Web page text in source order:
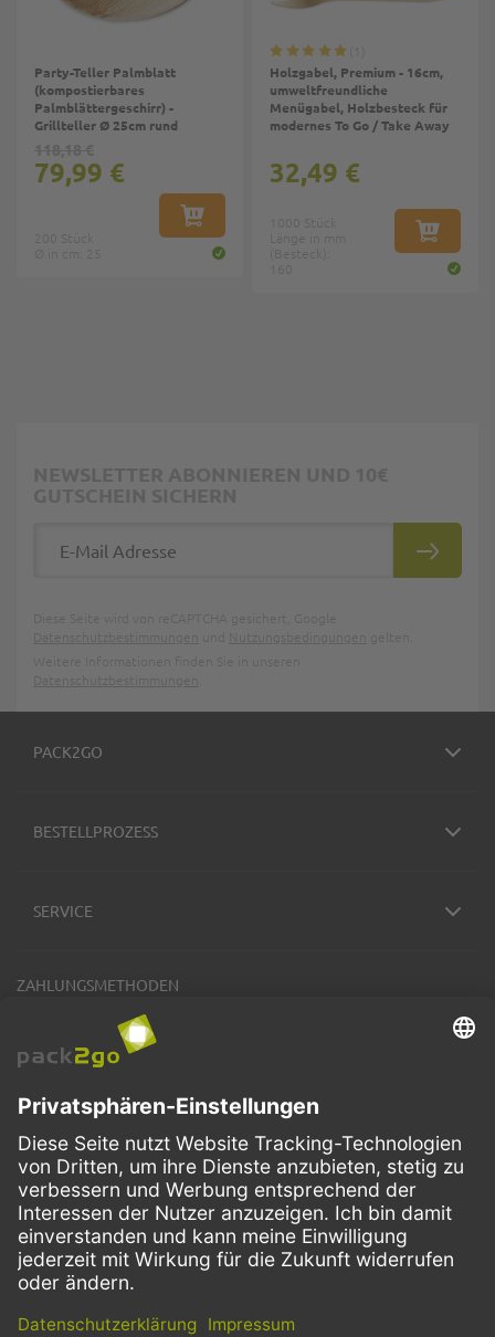
Party-Teller Palmblatt
(kompostierbares
Palmblättergeschirr) -
Grillteller Ø 25cm rund
IN DEN WARENKORB
79,99 €
Holzgabel, Premium - 16cm,
umweltfreundliche
Menügabel, Holzbesteck für
modernes To Go / Take Away
IN DEN
32,49 €
PACK2GO
BESTELLPROZESS
SERVICE
ZAHLUNGSMETHODEN
VERSANDARTEN
FacebookInstagramLinkedIn